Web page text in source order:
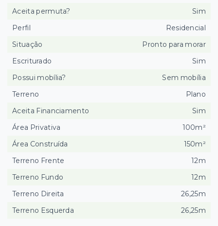
Aceita permuta?
Sim
Perfil
Residencial
Situação
Pronto para morar
Escriturado
Sim
Possui mobília?
Sem mobília
Terreno
Plano
Aceita Financiamento
Sim
Área Privativa
100m²
Área Construída
150m²
Terreno Frente
12m
Terreno Fundo
12m
Terreno Direita
26,25m
Terreno Esquerda
26,25m